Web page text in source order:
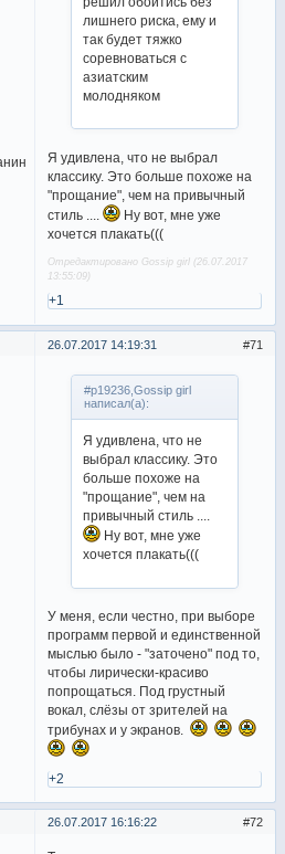
лишнего риска, ему и
так будет тяжко
соревноваться с
азиатским
молодняком
Я удивлена, что не выбрал
классику. Это больше похоже на
"прощание", чем на привычный
стиль ....
Ну вот, мне уже
хочется плакать(((
Отредактировано Gossip girl (26.07.2017
13:55:09)
+1
71
26.07.2017 14:19:31
#p19236,Gossip girl
написал(а):
Я удивлена, что не
выбрал классику. Это
больше похоже на
"прощание", чем на
привычный стиль ....
Ну вот, мне уже
хочется плакать(((
У меня, если честно, при выборе
программ первой и единственной
мыслью было - "заточено" под то,
чтобы лирически-красиво
попрощаться. Под грустный
вокал, слёзы от зрителей на
трибунах и у экранов.
+2
72
26.07.2017 16:16:22